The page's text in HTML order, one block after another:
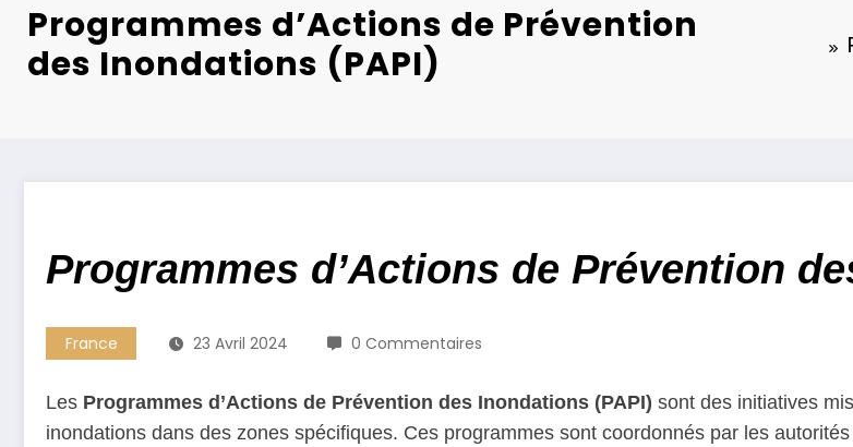
Programmes d’Actions de Prévention
des Inondations (PAPI)
Programmes d’Actions de Prévention
France 23 Avril 2024 0 Commentaires
Les Programmes d’Actions de Prévention des Inondations (PAPI) sont des initiatives
inondations dans des zones spécifiques. Ces programmes sont coordonnés par les